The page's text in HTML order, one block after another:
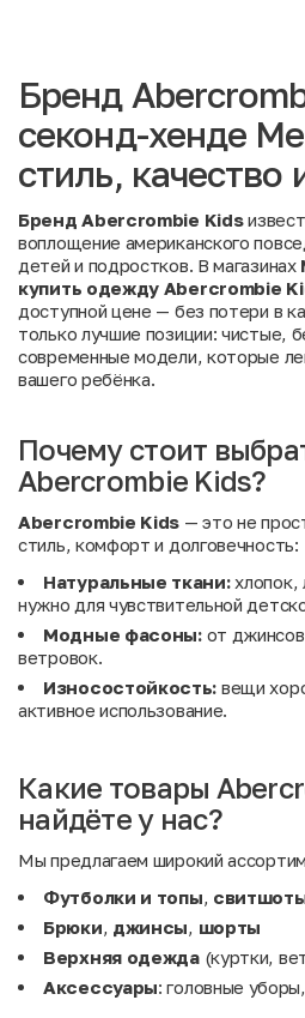
Бренд
секонд-хенде
стиль, качество
Бренд Abercrombie Kids
воплощение американского
детей и подростков. В магазинах
купить одежду Abercrombie
доступной цене — без потери в
только лучшие позиции: чистые,
современные модели, которые
вашего ребёнка.
Почему стоит
Abercrombie Kids?
Abercrombie Kids — это не
стиль, комфорт и долговечность:
Натуральные ткани:хлопок,
нужно для чувствительной
Модные фасоны:от джинсов
ветровок.
Износостойкость: вещи
активное использование.
Какие товары
найдёте у нас?
Мы предлагаем широкий
Футболки и топы
Брюки
джинсы
шорты
Верхняя одежда(куртки,
Аксессуары: головные